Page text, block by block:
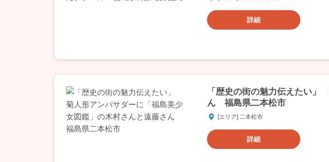
詳細
「歴史の街の魅力伝えたい
ん 福島県二本松市
[エリア] 二本松市
詳細